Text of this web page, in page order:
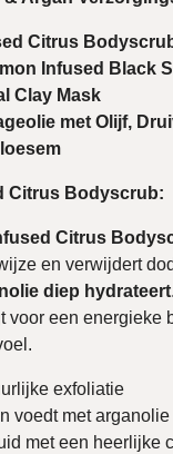
Citrus
Infused Black
Clay Mask
met Olijf,
Citrus Bodyscrub:
Citrus
en verwijdert
diep hydrateert
voor een energieke
exfoliatie
voedt met arganolie
met een heerlijke